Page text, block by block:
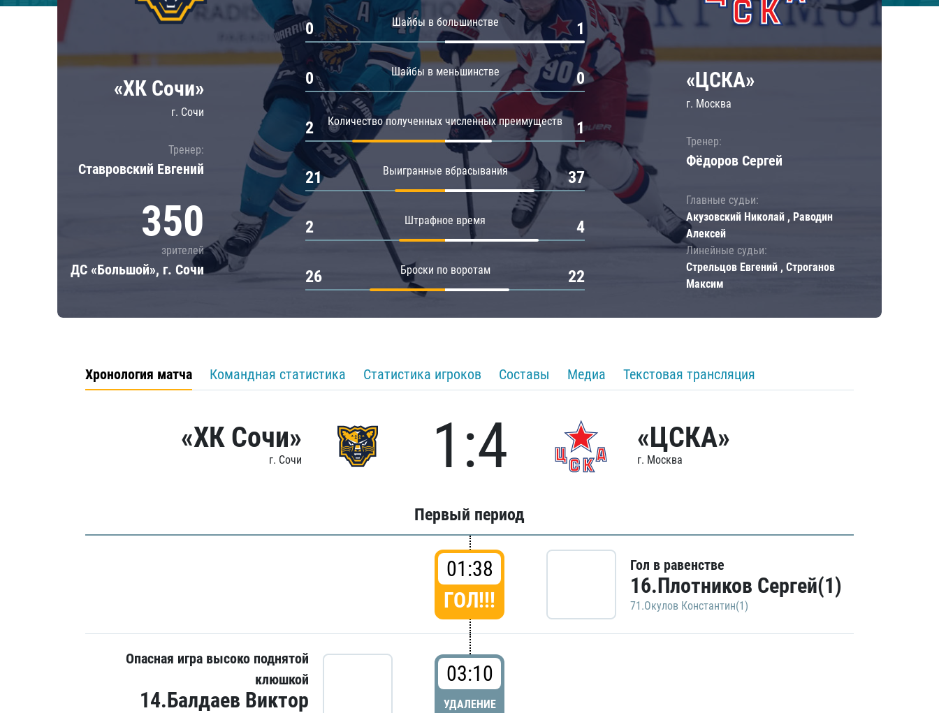
Локомотив
ЦСКА
Шанхайские Драконы
Амур
Барыс
Салават Юлаев
«ХК Сочи»
г. Сочи
Тренер:
Ставровский Евгений
350
зрителей
ДС «Большой», г. Сочи
Шайбы в большинстве
0 1
Шайбы в меньшинстве
0 0
Количество полученных численных преимуществ
2 1
Выигранные вбрасывания
21 37
Штрафное время
2 4
Броски по воротам
26 22
«ЦСКА»
г. Москва
Тренер:
Фёдоров Сергей
Главные судьи:
Акузовский Николай , Раводин
Алексей
Линейные судьи:
Стрельцов Евгений , Строганов
Максим
Хронология матча Командная статистика Статистика игроков Составы Медиа Текстовая трансляция
«ХК Сочи»
г. Сочи 1:4 «ЦСКА»
г. Москва
Первый период
01:38
ГОЛ!!!
Гол в равенстве
16.Плотников Сергей(1)
71.Окулов Константин(1)
Опасная игра высоко поднятой
клюшкой
14.Балдаев Виктор
03:10
УДАЛЕНИЕ